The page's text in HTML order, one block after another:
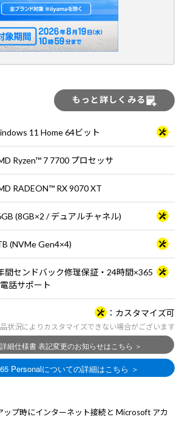
もっと詳しくみる
11 Home 64ビット
Ryzen™ 7 7700 プロセッサ
RADEON™ RX 9070 XT
(8GB×2 / デュアルチャネル)
(NVMe Gen4×4)
間センドバック修理保証・24時間×365
話サポート
カスタマイズ可
状況によりカスタマイズできない場合がございます
プ時にインターネット接続と Microsoft アカ